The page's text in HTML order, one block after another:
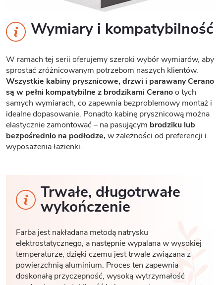
Wymiary i kompatybilność
W ramach tej serii oferujemy szeroki wybór wymiarów, aby
sprostać zróżnicowanym potrzebom naszych klientów.
Wszystkie kabiny prysznicowe, drzwi i parawany Cerano
są w pełni kompatybilne z brodzikami Ceranoo tych
samych wymiarach, co zapewnia bezproblemowy montaż i
idealne dopasowanie. Ponadto kabinę prysznicową można
elastycznie zamontować – na pasującym brodziku lub
bezpośrednio na podłodze,w zależności od preferencji i
wyposażenia łazienki.
Trwałe, długotrwałe
wykończenie
Farba jest nakładana metodą natrysku
elektrostatycznego, a następnie wypalana w wysokiej
temperaturze, dzięki czemu jest trwale związana z
powierzchnią aluminium. Proces ten zapewnia
doskonałą przyczepność, wysoką wytrzymałość